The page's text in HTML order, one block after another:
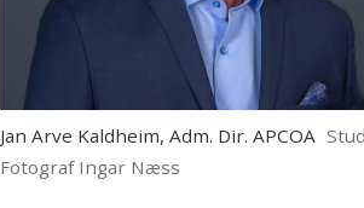
Jan Arve Kaldheim, Adm. Dir. APCOA
Fotograf Ingar Næss